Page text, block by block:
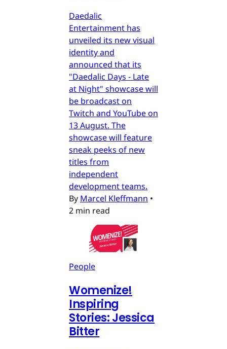
Daedalic
Entertainment has
unveiled its new visual
identity and
announced that its
"Daedalic Days - Late
at Night" showcase will
be broadcast on
Twitch and YouTube on
13 August. The
showcase will feature
sneak peeks of new
titles from
independent
development teams.
By Marcel Kleffmann •
2 min read
People
Womenize!
Inspiring
Stories: Jessica
Bitter